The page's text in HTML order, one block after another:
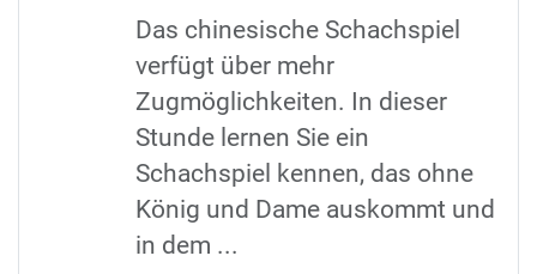
Das chinesische Schachspiel
verfügt über mehr
Zugmöglichkeiten. In dieser
Stunde lernen Sie ein
Schachspiel kennen, das ohne
König und Dame auskommt und
in dem ...